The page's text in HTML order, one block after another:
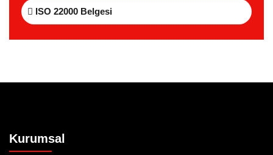
ISO 22000 Belgesi
Kurumsal